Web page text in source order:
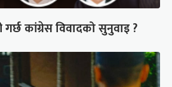
कांग्रेस विवादको सुनुवाइ ?